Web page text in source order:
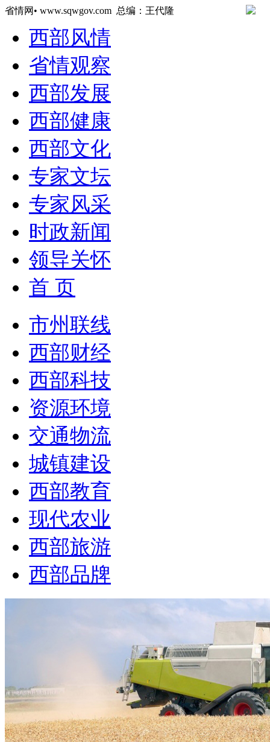
省情网• www.sqwgov.com 总编：王代隆
西部风情
省情观察
西部发展
西部健康
西部文化
专家文坛
专家风采
时政新闻
领导关怀
首 页
市州联线
西部财经
西部科技
资源环境
交通物流
城镇建设
西部教育
现代农业
西部旅游
西部品牌